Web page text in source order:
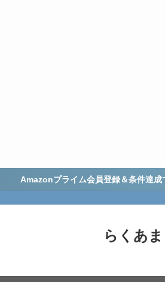
Amazonプライム会員登録＆条件達成
らくあま